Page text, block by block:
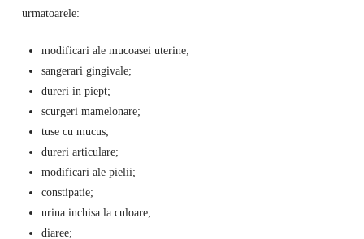
urmatoarele:
modificari ale mucoasei uterine;
sangerari gingivale;
dureri in piept;
scurgeri mamelonare;
tuse cu mucus;
dureri articulare;
modificari ale pielii;
constipatie;
urina inchisa la culoare;
diaree;